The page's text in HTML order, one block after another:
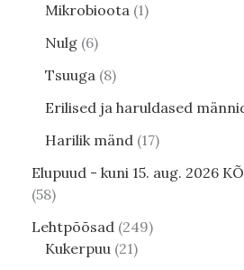
Mikrobioota 1
Nulg 6
Tsuuga 8
Erilised ja haruldased
Harilik mänd 17
Elupuud - kuni 15. aug. 2026
58
Lehtpõõsad 249
Kukerpuu 21